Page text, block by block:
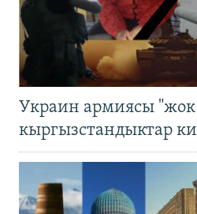
Украин армиясы
кыргызстандыктар